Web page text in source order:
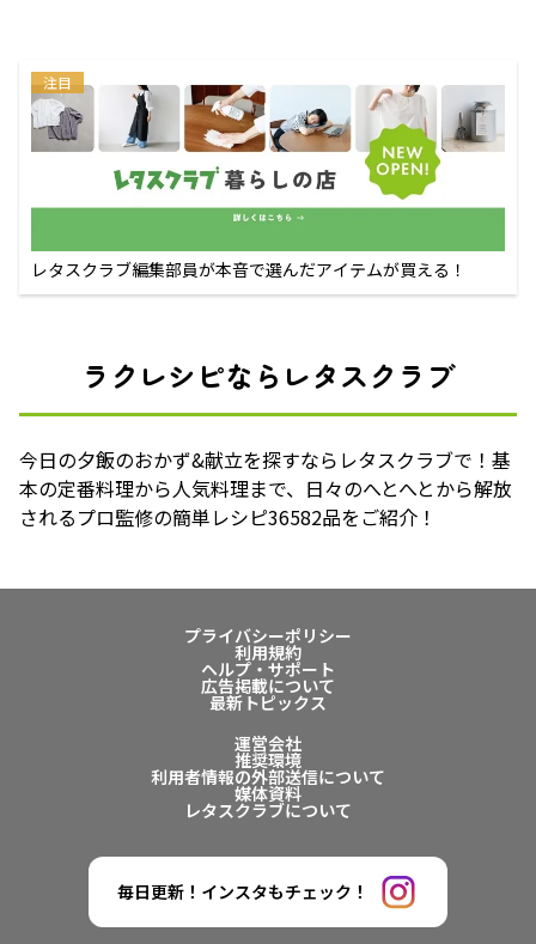
注目
レタスクラブ編集部員が本音で選んだアイテムが買える！
ラクレシピならレタスクラブ
今日の夕飯のおかず&献立を探すならレタスクラブで！基
本の定番料理から人気料理まで、日々のへとへとから解放
されるプロ監修の簡単レシピ36582品をご紹介！
プライバシーポリシー
利用規約
ヘルプ・サポート
広告掲載について
最新トピックス
運営会社
推奨環境
利用者情報の外部送信について
媒体資料
レタスクラブについて
毎日更新！インスタもチェック！